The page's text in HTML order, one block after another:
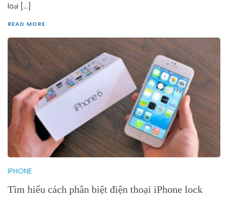
loại […]
READ MORE
IPHONE
Tìm hiểu cách phân biệt điện thoại iPhone lock